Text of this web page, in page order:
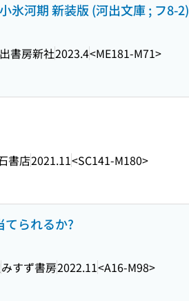
氷河期 新装版 (河出文庫 ; フ8-2)
書房新社2023.4<ME181-M71>
書店2021.11<SC141-M180>
てられるか?
みすず書房2022.11<A16-M98>